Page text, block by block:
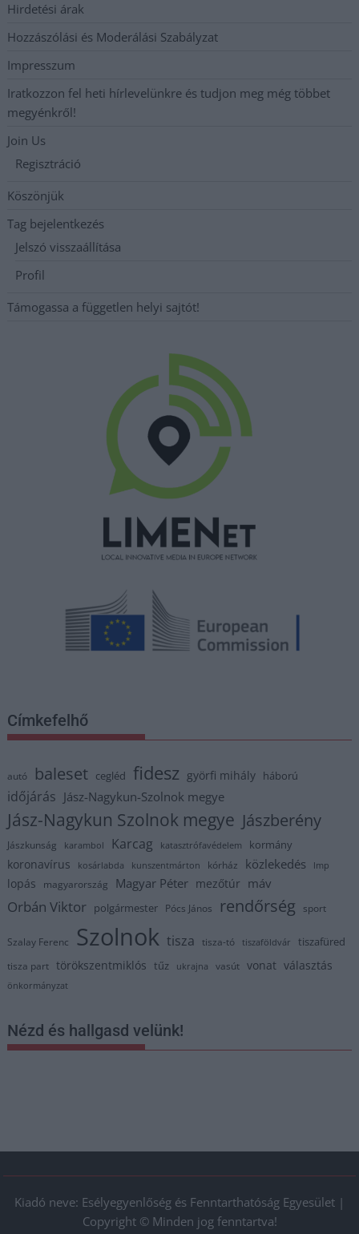
Hirdetési árak
Hozzászólási és Moderálási Szabályzat
Impresszum
Iratkozzon fel heti hírlevelünkre és tudjon meg még többet
megyénkről!
Join Us
Regisztráció
Köszönjük
Tag bejelentkezés
Jelszó visszaállítása
Profil
Támogassa a független helyi sajtót!
Címkefelhő
autó baleset cegléd fidesz györfi mihály háború
időjárás Jász-Nagykun-Szolnok megye
Jász-Nagykun Szolnok megye Jászberény
Jászkunság karambol Karcag katasztrófavédelem kormány
koronavírus kosárlabda kunszentmárton kórház közlekedés lmp
lopás magyarország Magyar Péter mezőtúr máv
Orbán Viktor polgármester Pócs János rendőrség sport
Szalay Ferenc Szolnok tisza tisza-tó tiszaföldvár tiszafüred
tisza part törökszentmiklós tűz ukrajna vasút vonat választás
önkormányzat
Nézd és hallgasd velünk!
Kiadó neve: Esélyegyenlőség és Fenntarthatóság Egyesület |
Copyright © Minden jog fenntartva!